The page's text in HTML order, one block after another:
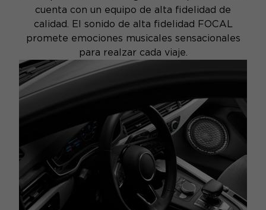
cuenta con un equipo de alta fidelidad de
calidad. El sonido de alta fidelidad FOCAL
promete emociones musicales sensacionales
para realzar cada viaje.